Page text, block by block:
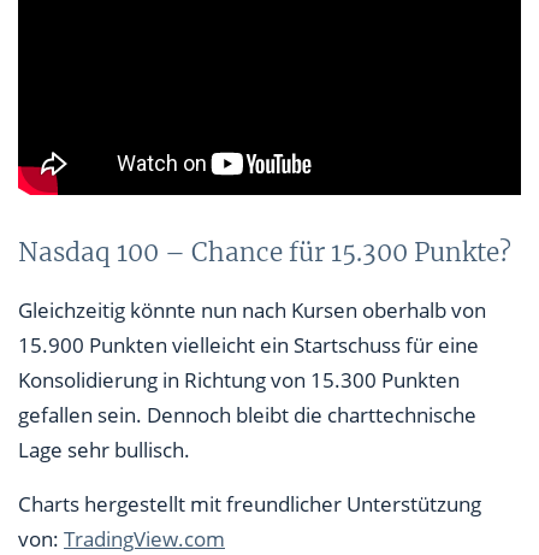
Nasdaq 100 – Chance für 15.300 Punkte?
Gleichzeitig könnte nun nach Kursen oberhalb von
15.900 Punkten vielleicht ein Startschuss für eine
Konsolidierung in Richtung von 15.300 Punkten
gefallen sein. Dennoch bleibt die charttechnische
Lage sehr bullisch.
Charts hergestellt mit freundlicher Unterstützung
von: TradingView.com